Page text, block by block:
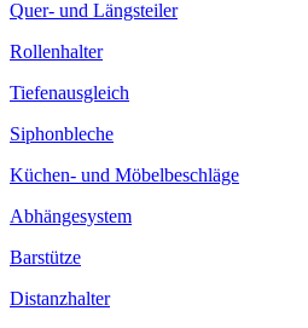
Quer- und Längsteiler
Rollenhalter
Tiefenausgleich
Siphonbleche
Küchen- und Möbelbeschläge
Abhängesystem
Barstütze
Distanzhalter